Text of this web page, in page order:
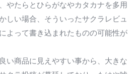
やたらとひらがなやカタカナを多用
しい場合、そういったサクラレビュ
よって書き込まれたものの可能性が
い商品に見えやすい事から、大きな